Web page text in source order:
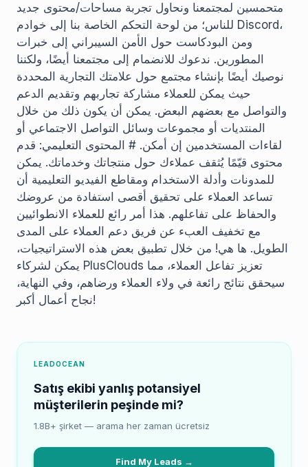
متحمسين لمجتمعنا ونحاول تجربة مساحات/محتوى جديد
للناس؛ من لوحة التحكم الخاصة بنا إلى خوادم Discord،
ومن البودكاست حول الأمن السيبراني إلى خبرات
المطورين. ندعوك للانضمام إلى مجتمعنا أيضًا، ولكننا
نوصيك أيضًا بإنشاء مجتمع حول علامتك التجارية المحددة
حيث يمكن للعملاء مشاركة تجاربهم وتقديم الدعم
والتواصل مع بعضهم البعض. يمكن أن يكون ذلك من خلال
المنتديات أو مجموعات وسائل التواصل الاجتماعي أو
لقاءات المستخدمين إن أمكن. # المحتوى التعليمي: قدم
محتوى قيّمًا يُثقف عملاءك حول منتجاتك وخدماتك. يمكن
للمدونات وأدلة الاستخدام ومقاطع الفيديو التعليمية أن
تساعد العملاء على تحقيق أقصى استفادة من عروضك
والحفاظ على تفاعلهم. هذا أمر رائع للعملاء الانطوائيين
مع تخفيف العبء عن فريق دعم العملاء على المدى
الطويل. ها هي! من خلال تطبيق بعض هذه الاستراتيجيات،
يمكن لشركاء PlusClouds تعزيز تفاعل العملاء، مما
سيحقق نتائج رائعة في ولاء العملاء ورضاهم، وفي النهاية،
نجاح أعمال أكبر!
LEADOCEAN
Satış ekibi yanlış potansiyel
müşterilerin peşinde mi?
1.8B+ şirket — arama her zaman ücretsiz
Find My Leads →